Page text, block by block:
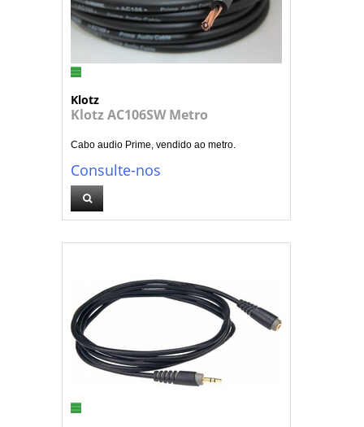
Klotz
Klotz AC106SW Metro
Cabo audio Prime, vendido ao metro.
Consulte-nos